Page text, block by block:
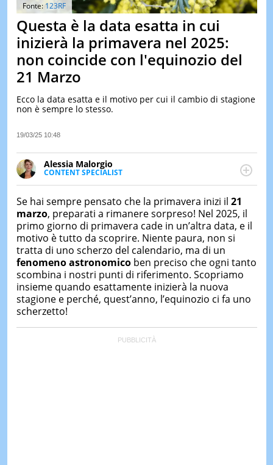
&
TEST
DI
DI
Fonte: 123RF
Questa è la data esatta in cui
inizierà la primavera nel 2025:
non coincide con l'equinozio del
21 Marzo
Ecco la data esatta e il motivo per cui il cambio di stagione
non è sempre lo stesso.
19/03/25 10:48
Alessia Malorgio
CONTENT SPECIALIST
Ha conseguito un Master in Marketing Management
occupa della creazione di contenuti in ottica SEO e
dello sviluppo di strategie marketing attraverso
canali digitali.
Se hai sempre pensato che la primavera inizi il 21
marzo, preparati a rimanere sorpreso! Nel 2025, il
primo giorno di primavera cade in un’altra data, e il
motivo è tutto da scoprire. Niente paura, non si
tratta di uno scherzo del calendario, ma di un
fenomeno astronomicoben preciso che ogni tanto
scombina i nostri punti di riferimento. Scopriamo
insieme quando esattamente inizierà la nuova
stagione e perché, quest’anno, l’equinozio ci fa uno
scherzetto!